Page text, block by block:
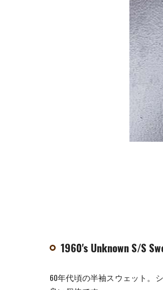
1960's Unknown S/S
60年代頃の半袖スウェット。